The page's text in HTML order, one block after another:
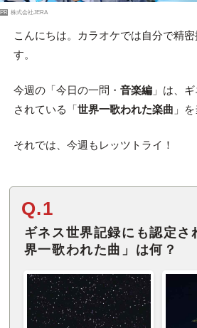
PR 株式会社JERA
こんにちは。カラオケでは自分で精
す。
今週の「今日の一問・ 音楽編」は、
されている「世界一歌われた楽曲 」
それでは、今週もレッツトライ！
Q.1
ギネス世界記録にも認定さ
界一歌われた曲」は何？